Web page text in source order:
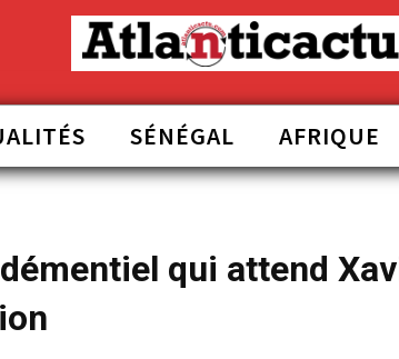
SÉNÉGAL AFRIQUE
qui attend